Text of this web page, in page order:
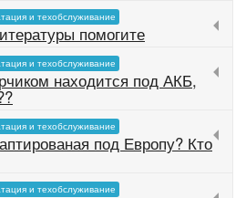
и техобслуживание
помогите
и техобслуживание
находится под АКБ,
и техобслуживание
под Европу? Кто
и техобслуживание